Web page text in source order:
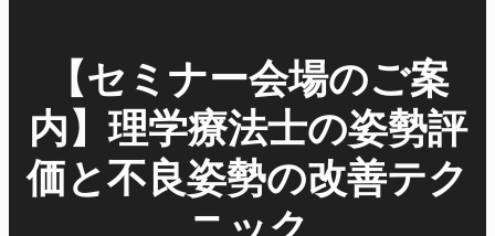
【セミナー会場のご案
内】理学療法士の姿勢評
価と不良姿勢の改善テク